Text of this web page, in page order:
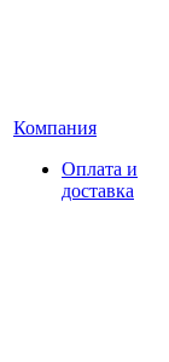
Компания
Оплата и
доставка